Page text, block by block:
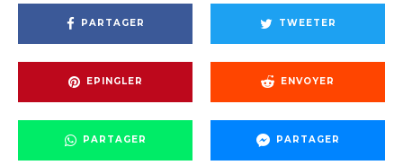
PARTAGER TWEETER
EPINGLER ENVOYER
PARTAGER PARTAGER